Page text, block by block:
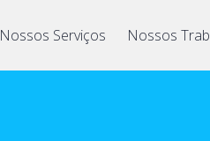
Nossos Serviços Nossos